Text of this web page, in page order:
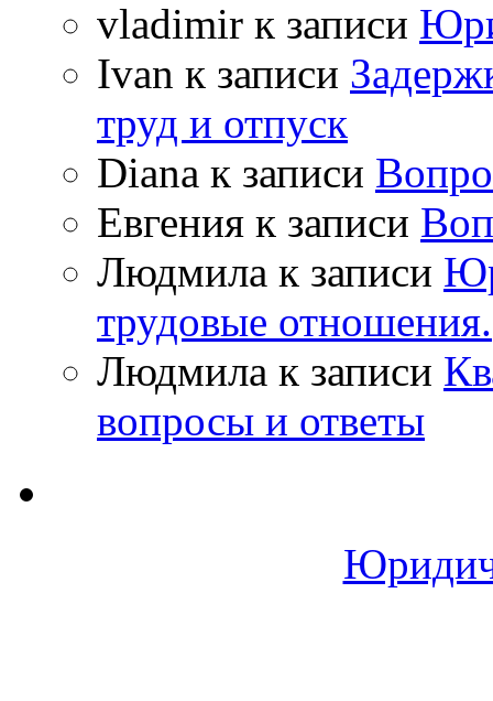
vladimir к записи
Ivan к записи
труд и отпуск
Diana к записи
Евгения к записи
Людмила к записи
трудовые отношения.
Людмила к записи
вопросы и ответы